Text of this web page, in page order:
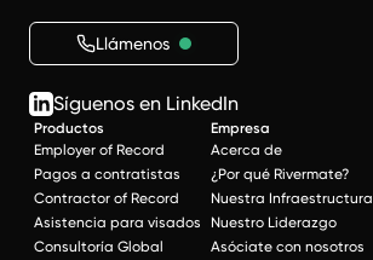
Llámenos
Síguenos en LinkedIn
Productos
Employer of Record
Pagos a contratistas
Contractor of Record
Asistencia para visados
Consultoría Global
Empresa
Acerca de
¿Por qué Rivermate?
Nuestra Infraestructura
Nuestro Liderazgo
Asóciate con nosotros